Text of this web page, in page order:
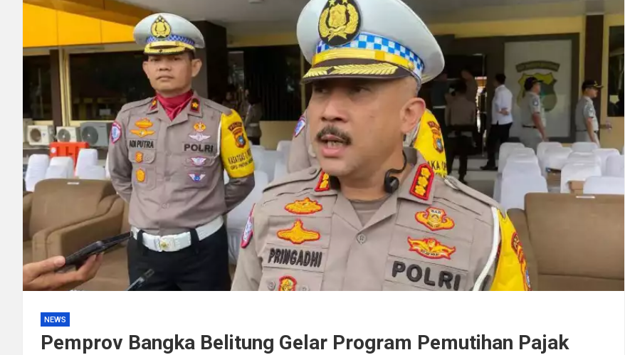
Polisi Bongkar Dugaan Peredaran Sabu di Bengkulu, Puluhan Gram Narkotika Disita
Kurir Ganja Ditangkap, Puluhan Paket Digagalkan Polisi di Pasaman Barat
NEWS
Pemprov Bangka Belitung Gelar Program Pemutihan Pajak